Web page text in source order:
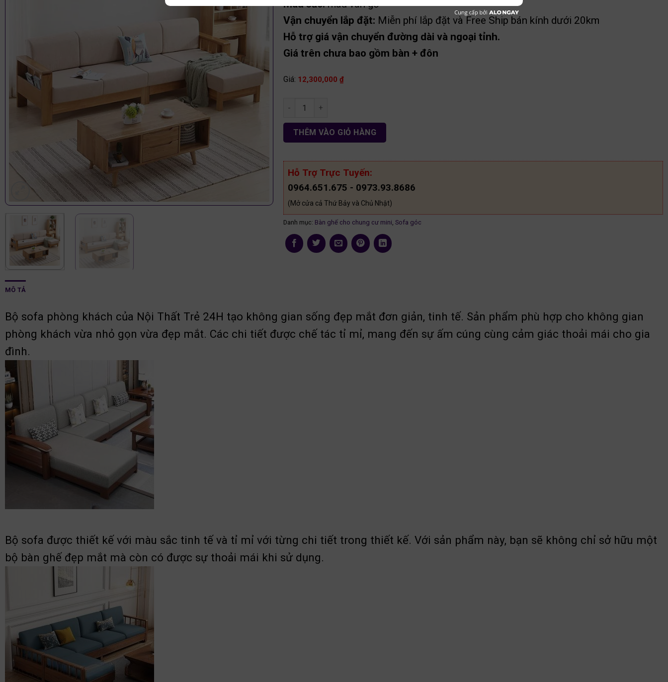
Màu sắc:màu vân gỗ
Vận chuyển lắp đặt: Miễn phí lắp đặt và Free Ship bán kính dưới 20km
Hỗ trợ giá vận chuyển đường dài và ngoại tỉnh.
Giá trên chưa bao gồm bàn + đôn
Giá: 12,300,000 ₫
Sofa góc chữ L gỗ sồi nga SF21 số lượng
THÊM VÀO GIỎ HÀNG
Hỗ Trợ Trực Tuyến:
0964.651.675 - 0973.93.8686
(Mở cửa cả Thứ Bảy và Chủ Nhật)
Danh mục: Bàn ghế cho chung cư mini, Sofa góc
MÔ TẢ
Bộ sofa phòng khách của Nội Thất Trẻ 24H tạo không gian sống đẹp mắt đơn giản, tinh tế. Sản phẩm phù hợp cho không gian
phòng khách vừa nhỏ gọn vừa đẹp mắt. Các chi tiết được chế tác tỉ mỉ, mang đến sự ấm cúng cùng cảm giác thoải mái cho gia
đình.
Bộ sofa được thiết kế với màu sắc tinh tế và tỉ mỉ với từng chi tiết trong thiết kế. Với sản phẩm này, bạn sẽ không chỉ sở hữu một
bộ bàn ghế đẹp mắt mà còn có được sự thoải mái khi sử dụng.